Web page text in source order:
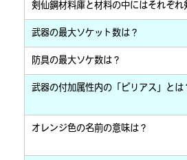
剣仙鋼材料庫と材料の中にはそれぞれ
武器の最大ソケット数は？
防具の最大ソケ数は？
武器の付加属性内の「ピリアス」とは
オレンジ色の名前の意味は？